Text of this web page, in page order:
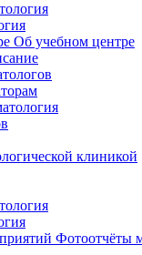
Об учебном центре
клиникой
Фотоотчёты